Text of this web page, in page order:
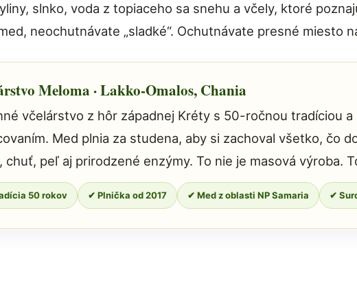
slnko, voda z topiaceho sa snehu a včely, ktoré
neochutnávate „sladké“. Ochutnávate presné miesto
Meloma · Lakko-Omalos, Chania
včelárstvo z hôr západnej Kréty s 50-ročnou tradíciou
Med plnia za studena, aby si zachoval všetko, čo
chuť, peľ aj prirodzené enzýmy. To nie je masová výroba.
50 rokov ✔ Plnička od 2017 ✔ Med z oblasti NP Samaria ✔